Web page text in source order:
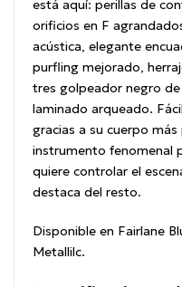
está aquí: perillas de
orificios en F
acústica, elegante
purfling mejorado,
tres golpeador negro
laminado arqueado.
gracias a su cuerpo
instrumento fenomenal
quiere controlar el
destaca del resto.
Disponible en Fairlane
Metallilc.